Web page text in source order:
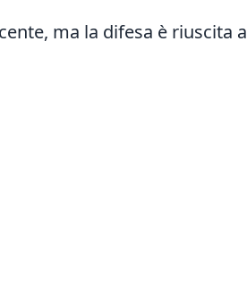
ma la difesa è riuscita a